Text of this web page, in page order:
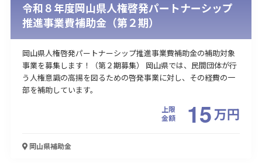
令和８年度岡山県人権啓発パートナーシップ
推進事業費補助金（第２期）
岡山県人権啓発パートナーシップ推進事業費補助金の補助対象
事業を募集します！（第２期募集） 岡山県では、民間団体が行
う人権意識の高揚を図るための啓発事業に対し、その経費の一
部を補助しています。
上限
金額
15万円
岡山県補助金